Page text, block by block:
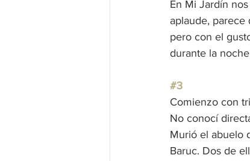
En Mi Jardín
aplaude, parece
pero con el
durante la
#3
Comienzo con
No conocí
Murió el abuelo
Baruc. Dos de